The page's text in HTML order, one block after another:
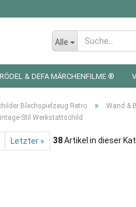
Alle
& DEFA MÄRCHENFILME ®
Blechspielzeug Retro » Wand &
Stil Werkstattschild
Letzter » 38Artikel in dieser